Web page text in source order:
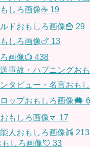
しろ画像☕️ 19
ドおもしろ画像🍟 29
しろ画像🍗 13
画像📺 438
事故・ハプニングお
タビュー・名言おも
ップおもしろ画像🗯
もしろ画像🤜 17
人おもしろ画像👯 213
しろ画像💘 33